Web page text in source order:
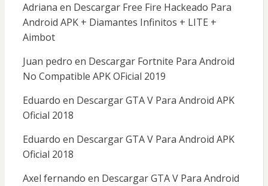
Adriana en Descargar Free Fire Hackeado Para
Android APK + Diamantes Infinitos + LITE +
Aimbot
Juan pedro en Descargar Fortnite Para Android
No Compatible APK OFicial 2019
Eduardo en Descargar GTA V Para Android APK
Oficial 2018
Eduardo en Descargar GTA V Para Android APK
Oficial 2018
Axel fernando en Descargar GTA V Para Android